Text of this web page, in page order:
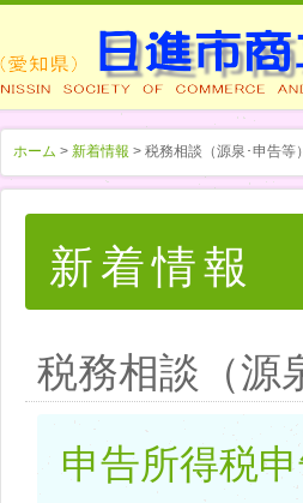
ホーム > 新着情報 > 税務相談（源泉･申告等）
新着情報
税務相談（源
申告所得税